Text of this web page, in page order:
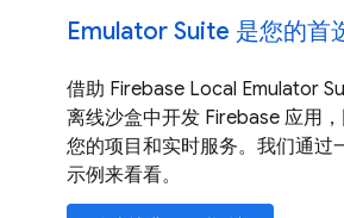
Emulator Suite 是您的首
借助 Firebase Local Emulator
离线沙盒中开发 Firebase 应用
您的项目和实时服务。我们通过
示例来看看。